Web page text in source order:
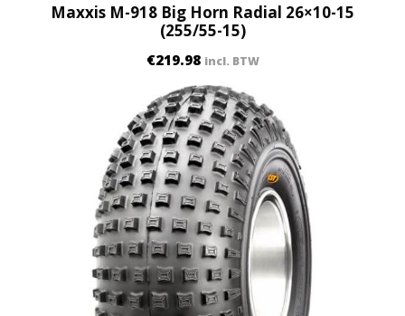
Maxxis M-918 Big Horn Radial 26×10-15
(255/55-15)
€219.98 incl. BTW